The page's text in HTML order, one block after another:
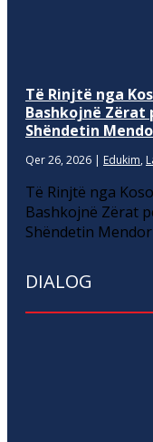
Të Rinjtë nga
Bashkojnë Zërat
Shëndetin
Qer 26, 2026 | Edukim,
Të Rinjtë nga
Bashkojnë Zërat
Shëndetin Mendor
DIALOG